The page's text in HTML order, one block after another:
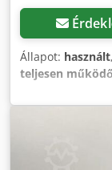
Állapot: használt
teljesen
kivitelben is
számos
Dwsdpfx Ajx
kínált